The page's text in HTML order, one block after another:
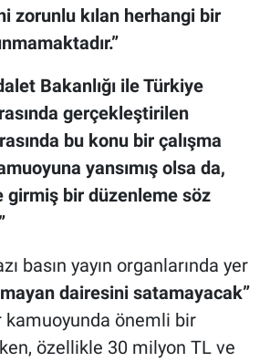
zorunlu kılan herhangi bir
Bakanlığı ile Türkiye
gerçekleştirilen
bu konu bir çalışma
yansımış olsa da,
girmiş bir düzenleme söz
basın yayın organlarında yer
dairesini satamayacak”
kamuoyunda önemli bir
özellikle 30 milyon TL ve